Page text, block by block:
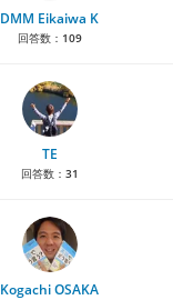
DMM Eikaiwa K
回答数： 109
TE
回答数： 31
Kogachi OSAKA